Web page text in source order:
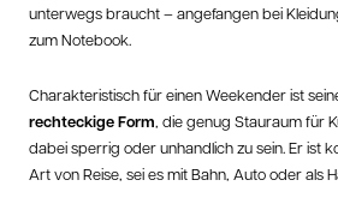
unterwegs braucht – angefangen bei
zum Notebook.
Charakteristisch für einen Weekender ist
rechteckige Form, die genug Stauraum für
dabei sperrig oder unhandlich zu sein. Er ist
Art von Reise, sei es mit Bahn, Auto oder als